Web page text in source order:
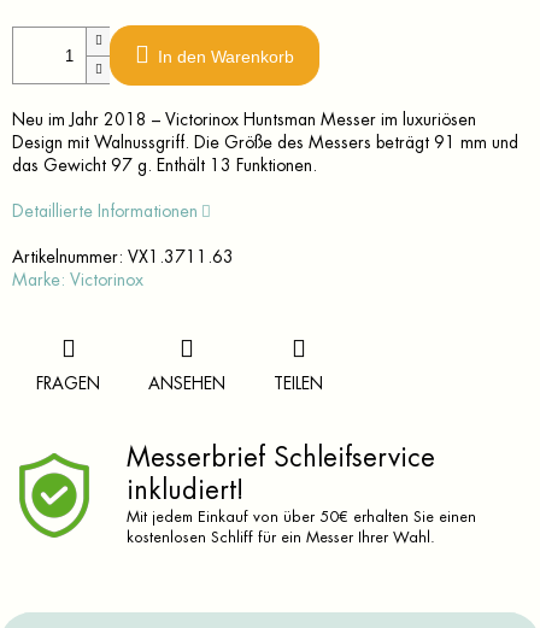
In den Warenkorb
Neu im Jahr 2018 – Victorinox Huntsman Messer im luxuriösen
Design mit Walnussgriff. Die Größe des Messers beträgt 91 mm und
das Gewicht 97 g. Enthält 13 Funktionen.
Detaillierte Informationen
Artikelnummer: VX1.3711.63
Marke: Victorinox
FRAGEN ANSEHEN TEILEN
Messerbrief Schleifservice
inkludiert!
Mit jedem Einkauf von über 50€ erhalten Sie einen
kostenlosen Schliff für ein Messer Ihrer Wahl.